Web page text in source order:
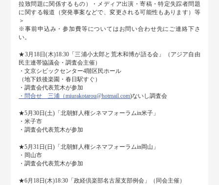
拉致問題に関係するもの）・メディア出演・寄稿・特定失踪者問題
に関する報道（突発事案などで、変更される可能性もあります）等
＞
※事前申込み・参加費等についてはお問い合わせ先にご連絡下さ
い。
★3月18日(木)18:30「三浦小太郎と荒木和博が語る会」（アジア自由
民主連帯協議会・調査会主催）
・文京シビックセンター4階区民ホール
（地下鉄後楽園・春日駅すぐ）
・調査会代表荒木が参加
・問合せ 三浦（miurakotarou@hotmail.com)ないし調査会
★5月30日(土)「北朝鮮人権シネマフォーラムin米子」
・米子市
・調査会代表荒木が参加
★5月31日(日)「北朝鮮人権シネマフォーラムin岡山」
・岡山市
・調査会代表荒木が参加
★6月18日(木)18:30「政経倶楽部名古屋支部例会」（同会主催）